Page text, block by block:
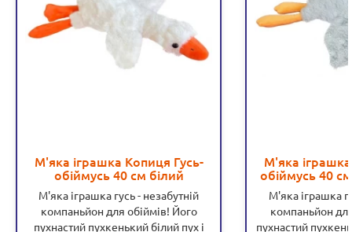
М'яка іграшка Копиця Гусь-
обіймусь 40 см білий
М'яка іграшка гусь - незабутній
компаньйон для обіймів! Його
пухнастий пухкенький білий пух і
М'яка
обіймусь 40
М'яка іграшка
компаньйон
пухнастий